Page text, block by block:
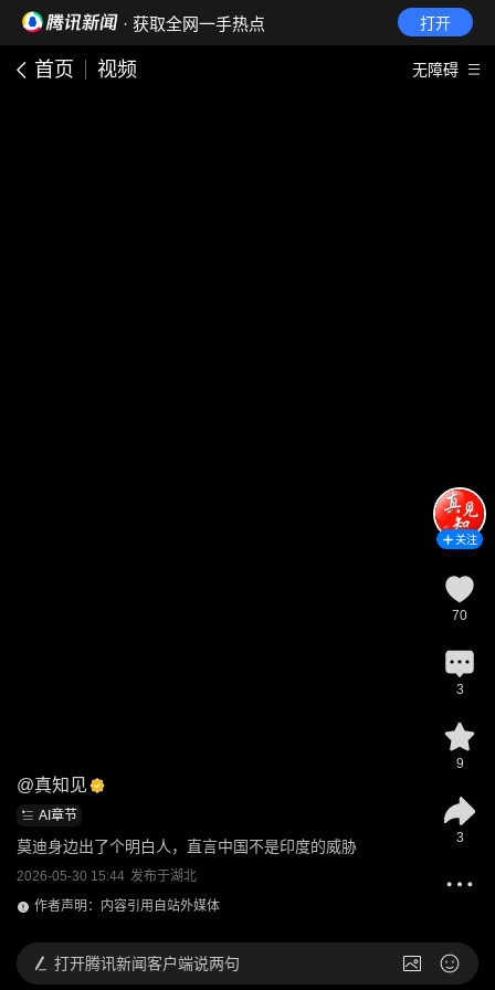
· 获取全网一手热点 打开
首页 视频 无障碍
@真知见
AI章节
莫迪身边出了个明白人，直言中国不是印度的威胁
2026-05-30 15:44 发布于湖北
作者声明：内容引用自站外媒体
关注
70
3
9
3
打开腾讯新闻客户端说两句